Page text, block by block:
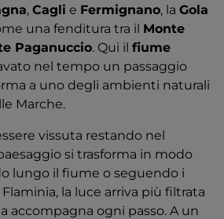
, Cagli e Fermignano, la Gola
una fenditura tra il Monte
Paganuccio. Qui il fiume
nel tempo un passaggio
a uno degli ambienti naturali
Marche.
vissuta restando nel
si trasforma in modo
lungo il fiume o seguendo i
la luce arriva più filtrata
accompagna ogni passo. A un